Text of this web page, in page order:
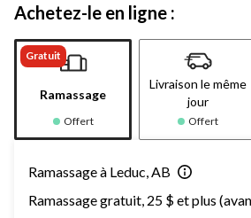
Achetez-le en ligne :
Gratuit
Ramassage
Offert
Livraison le même
jour
Offert
Ramassage à Leduc, AB
Ramassage gratuit, 25 $ et plus